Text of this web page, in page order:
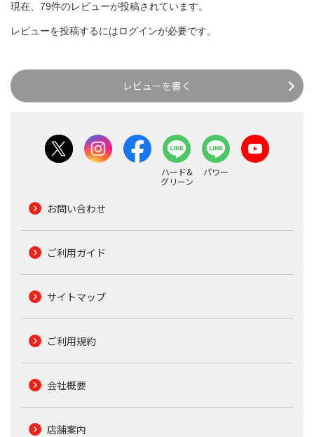
現在、79件のレビューが投稿されています。
レビューを投稿するにはログインが必要です。
レビューを書く
ハード&
グリーン
パワー
お問い合わせ
ご利用ガイド
サイトマップ
ご利用規約
会社概要
店舗案内